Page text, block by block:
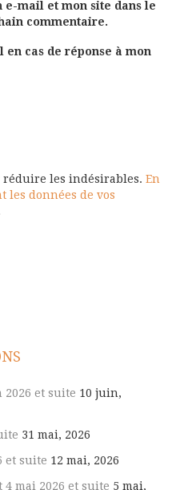
mail et mon site dans le
commentaire.
cas de réponse à mon
les indésirables. En
les données de vos
2026 et suite 10 juin,
31 mai, 2026
et suite 12 mai, 2026
mai 2026 et suite 5 mai,